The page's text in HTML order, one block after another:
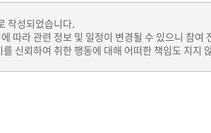
작성되었습니다.
따라 관련 정보 및 일정이 변경될 수 있으니 참
신뢰하여 취한 행동에 대해 어떠한 책임도 지지